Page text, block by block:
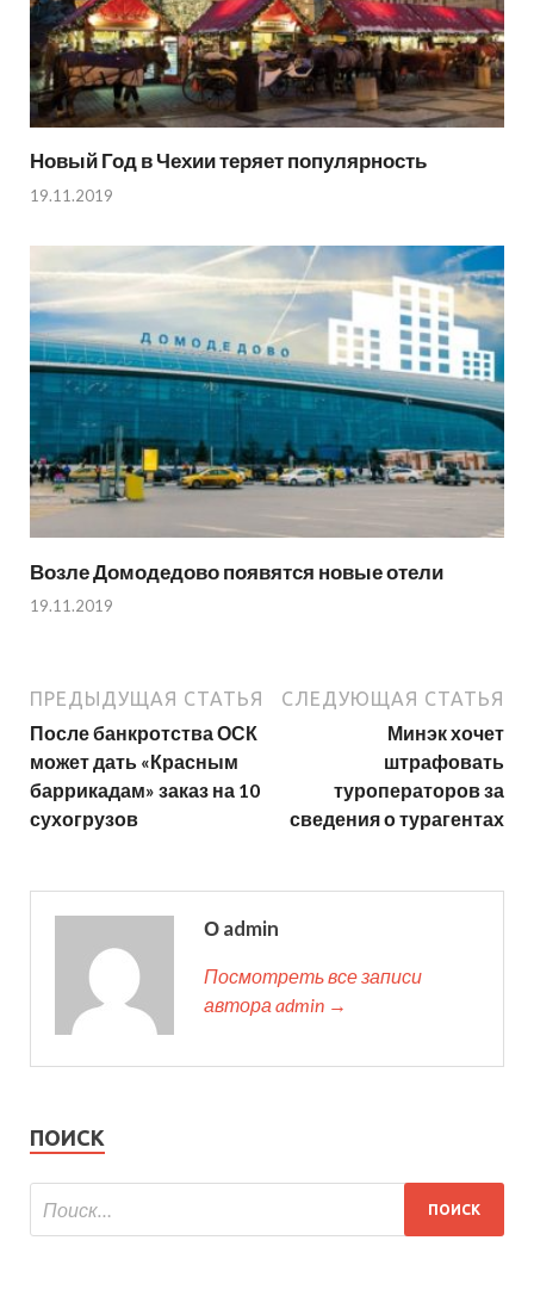
Новый Год в Чехии теряет популярность
19.11.2019
Возле Домодедово появятся новые отели
19.11.2019
ПРЕДЫДУЩАЯ СТАТЬЯ
После банкротства ОСК
может дать «Красным
баррикадам» заказ на 10
сухогрузов
СЛЕДУЮЩАЯ СТАТЬЯ
Минэк хочет
штрафовать
туроператоров за
сведения о турагентах
О admin
Посмотреть все записи
автора admin →
ПОИСК